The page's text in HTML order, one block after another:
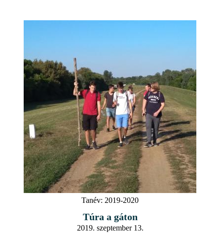
Tanév: 2019-2020
Túra a gáton
2019. szeptember 13.